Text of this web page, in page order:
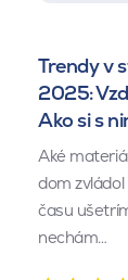
Trendy v
2025:
Ako si s
Aké
dom
času
nechám…